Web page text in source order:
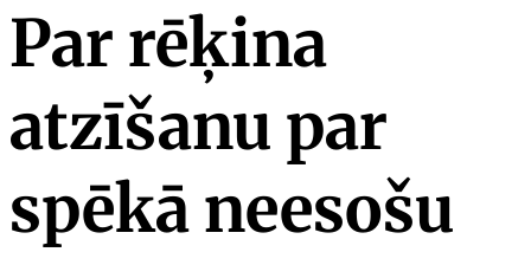
Par rēķina
atzīšanu par
spēkā neesošu